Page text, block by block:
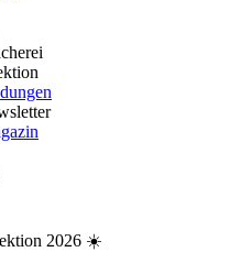
2026 ☀️